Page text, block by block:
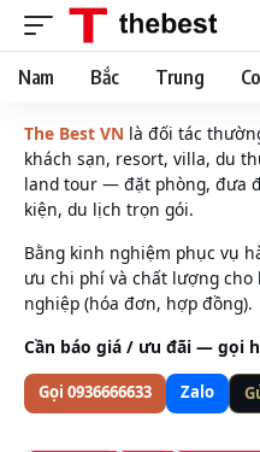
Nam Bắc Trung
The Best VN là đối tác
khách sạn, resort, villa, du
land tour — đặt phòng, đưa
kiện, du lịch trọn gói.
Bằng kinh nghiệm phục vụ
ưu chi phí và chất lượng cho
nghiệp (hóa đơn, hợp đồng).
Cần báo giá / ưu đãi — gọi
Gọi 0936666633 Zalo